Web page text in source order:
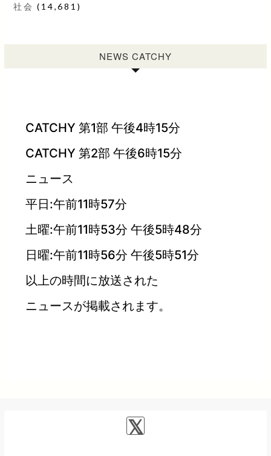
社会 (14,681)
NEWS CATCHY
CATCHY 第1部 午後4時15分
CATCHY 第2部 午後6時15分
ニュース
平日:午前11時57分
土曜:午前11時53分 午後5時48分
日曜:午前11時56分 午後5時51分
以上の時間に放送された
ニュースが掲載されます。